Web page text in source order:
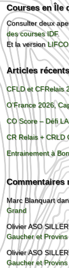
Courses en Île
Consulter deux
des courses IDF.
Et la versionLIFCO
Articles
CFLD et CFRelais
O’France 2026,
CO Score – Défi
CR Relais + CRLD
Entrainement à
Commentaires
Marc Blanquart
Grand
Olivier ASO
Gaucher et
Olivier ASO
Gaucher et